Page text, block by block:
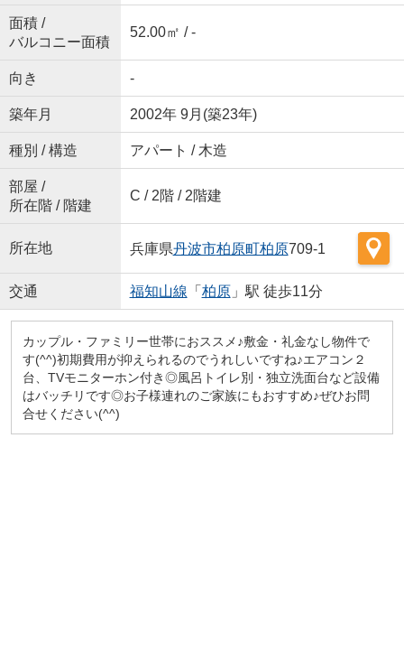
面積 /
バルコニー面積
52.00㎡ / -
向き -
築年月 2002年 9月(築23年)
種別 / 構造 アパート / 木造
部屋 /
所在階 / 階建
C / 2階 / 2階建
所在地 兵庫県丹波市柏原町柏原709-1
交通 福知山線 「 柏原」駅 徒歩11分
カップル・ファミリー世帯におススメ♪敷金・礼金なし物件で
す(^^)初期費用が抑えられるのでうれしいですね♪エアコン２
台、TVモニターホン付き◎風呂トイレ別・独立洗面台など設備
はバッチリです◎お子様連れのご家族にもおすすめ♪ぜひお問
合せください(^^)